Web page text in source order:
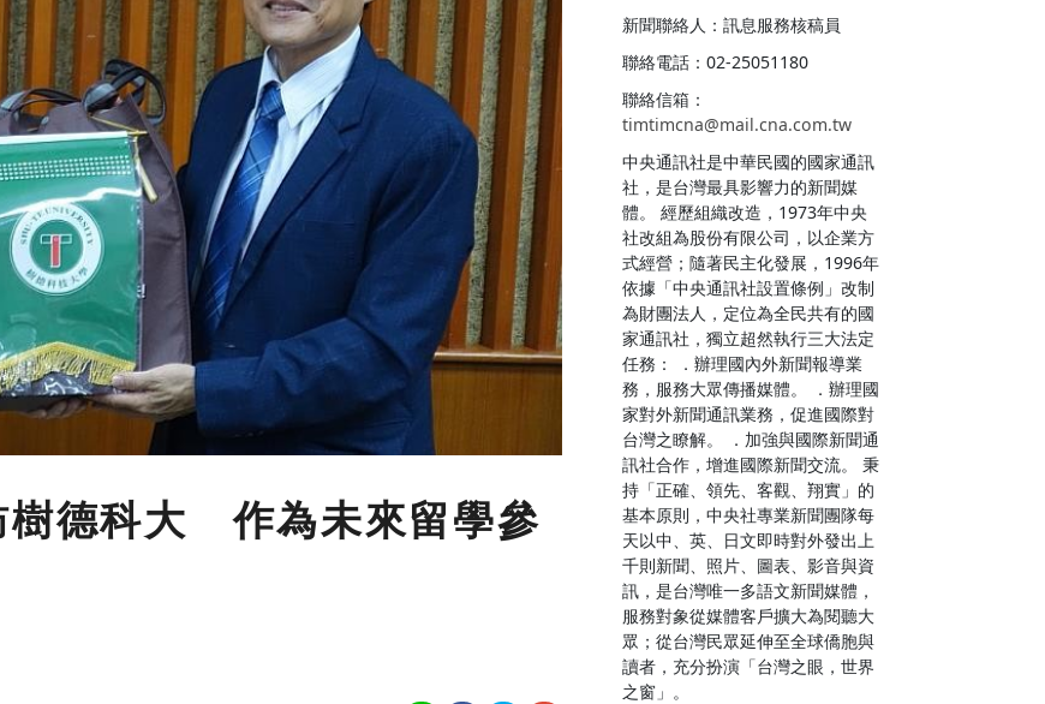
樹德科大 作為未來留學參
新聞聯絡人：訊息服務核稿員
聯絡電話：02-25051180
聯絡信箱：
timtimcna@mail.cna.com.tw
中央通訊社是中華民國的國家通訊
社，是台灣最具影響力的新聞媒
體。 經歷組織改造，1973年中央
社改組為股份有限公司，以企業方
式經營；隨著民主化發展，1996年
依據「中央通訊社設置條例」改制
為財團法人，定位為全民共有的國
家通訊社，獨立超然執行三大法定
任務： ．辦理國內外新聞報導業
務，服務大眾傳播媒體。 ．辦理國
家對外新聞通訊業務，促進國際對
台灣之瞭解。 ．加強與國際新聞通
訊社合作，增進國際新聞交流。 秉
持「正確、領先、客觀、翔實」的
基本原則，中央社專業新聞團隊每
天以中、英、日文即時對外發出上
千則新聞、照片、圖表、影音與資
訊，是台灣唯一多語文新聞媒體，
服務對象從媒體客戶擴大為閱聽大
眾；從台灣民眾延伸至全球僑胞與
讀者，充分扮演「台灣之眼，世界
之窗」。